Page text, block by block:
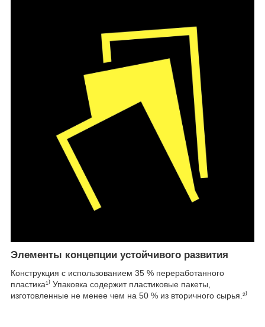
Элементы концепции устойчивого развития
Конструкция с использованием 35 % переработанного
пластика¹⁾ Упаковка содержит пластиковые пакеты,
изготовленные не менее чем на 50 % из вторичного сырья.²⁾